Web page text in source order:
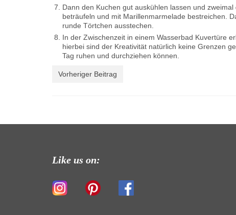
Dann den Kuchen gut auskühlen lassen und
beträufeln und mit Marillenmarmelade bestreichen.
runde Törtchen ausstechen.
In der Zwischenzeit in einem Wasserbad Kuvertüre
hierbei sind der Kreativität natürlich keine Grenzen
Tag ruhen und durchziehen können.
Vorheriger Beitrag
Like us on: